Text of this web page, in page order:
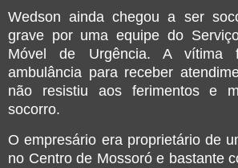
Wedson ainda chegou a ser
grave por uma equipe do
Móvel de Urgência. A vítima
ambulância para receber
não resistiu aos ferimentos e
socorro.
O empresário era proprietário de
no Centro de Mossoró e bastante